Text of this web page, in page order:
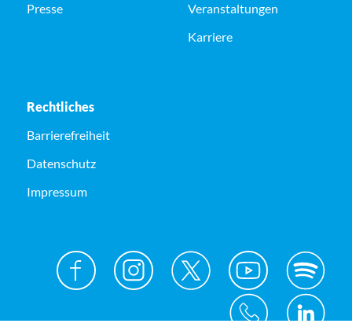
Presse
Veranstaltungen
Karriere
Rechtliches
Barrierefreiheit
Datenschutz
Impressum